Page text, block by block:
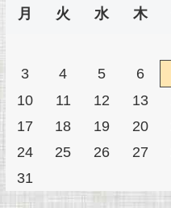
月 火 水 木
3
4 5 6
10
11 12 13
17
18 19 20
24
25 26 27
31